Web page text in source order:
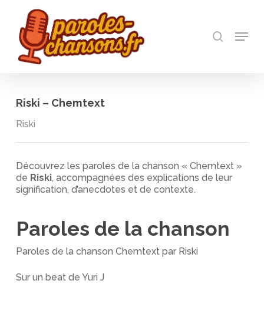
main
content
Menu
Riski – Chemtext
Riski
Découvrez les paroles de la chanson « Chemtext »
de Riski, accompagnées des explications de leur
signification, d’anecdotes et de contexte.
Paroles de la chanson
Paroles de la chanson Chemtext par Riski
Sur un beat de Yuri J
Close